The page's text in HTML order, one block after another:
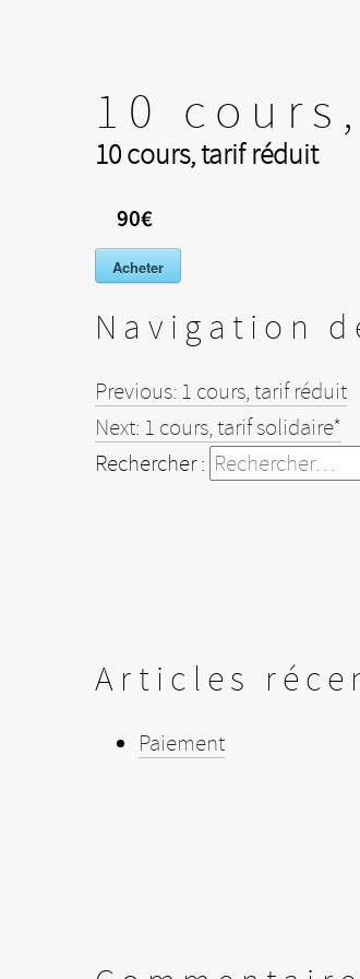
10
10 cours, tarif réduit
90€
Acheter
Navigation
Previous: 1 cours, tarif réduit
Next: 1 cours, tarif solidaire*
Rechercher :
Articles
Paiement